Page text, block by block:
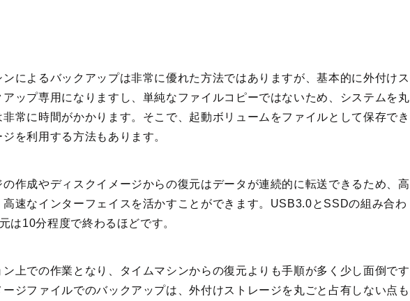
によるバックアップは非常に優れた方法ではありますが、基本的に外付けス
アップ専用になりますし、単純なファイルコピーではないため、システムを丸
非常に時間がかかります。そこで、起動ボリュームをファイルとして保存でき
を利用する方法もあります。
作成やディスクイメージからの復元はデータが連続的に転送できるため、高
速なインターフェイスを活かすことができます。USB3.0とSSDの組み合わ
は10分程度で終わるほどです。
上での作業となり、タイムマシンからの復元よりも手順が多く少し面倒です
ジファイルでのバックアップは、外付けストレージを丸ごと占有しない点も